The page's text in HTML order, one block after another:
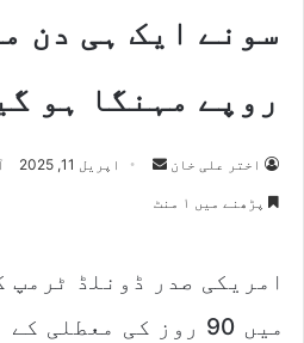
روپے مہنگا ہو
اختر علی خان
e
اپریل 11, 2025
پڑھنے میں ۱ منٹ
امریکی صدر ڈونلڈ ٹرمپ
میں 90 روز کی